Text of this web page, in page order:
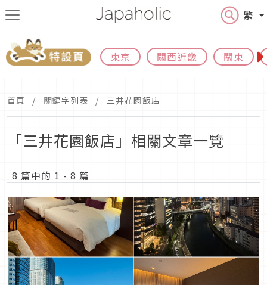
繁
東京 關西近畿 關東
首頁 關鍵字列表 三井花園飯店
「三井花園飯店」相關文章一覽
8 篇中的 1 - 8 篇